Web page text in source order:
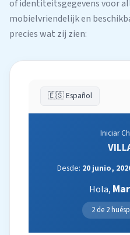
of identiteitsgegevens voor
mobielvriendelijk en
precies wat zij zien:
🇪🇸 Español
Iniciar
Desde: 20 junio,
Hola,
2 de 2